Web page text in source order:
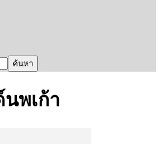
พเก้า